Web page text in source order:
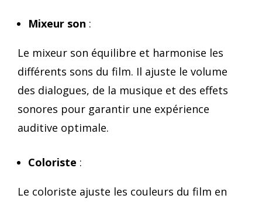
Mixeur son :
Le mixeur son équilibre et harmonise les
différents sons du film. Il ajuste le volume
des dialogues, de la musique et des effets
sonores pour garantir une expérience
auditive optimale.
Coloriste :
Le coloriste ajuste les couleurs du film en